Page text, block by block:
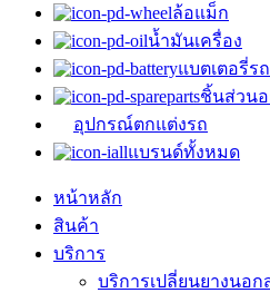
ล้อแม็ก
น้ำมันเครื่อง
แบตเตอรี่ร
ชิ้นส่วน
อุปกรณ์ตกแต่งรถ
แบรนด์ทั้งหมด
หน้าหลัก
สินค้า
บริการ
บริการเปลี่ยนยางนอ